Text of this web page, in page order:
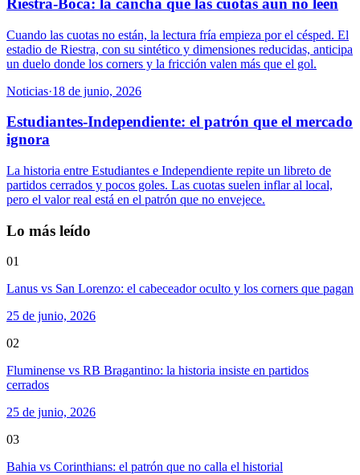
Riestra-Boca: la cancha que las cuotas aún no leen
Cuando las cuotas no están, la lectura fría empieza por el césped. El
estadio de Riestra, con su sintético y dimensiones reducidas, anticipa
un duelo donde los corners y la fricción valen más que el gol.
Noticias·18 de junio, 2026
Estudiantes-Independiente: el patrón que el mercado
ignora
La historia entre Estudiantes e Independiente repite un libreto de
partidos cerrados y pocos goles. Las cuotas suelen inflar al local,
pero el valor real está en el patrón que no envejece.
Lo más leído
01
Lanus vs San Lorenzo: el cabeceador oculto y los corners que pagan
25 de junio, 2026
02
Fluminense vs RB Bragantino: la historia insiste en partidos
cerrados
25 de junio, 2026
03
Bahia vs Corinthians: el patrón que no calla el historial